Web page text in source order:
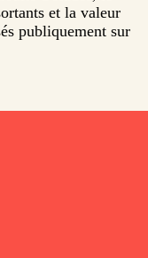
et la valeur
publiquement sur